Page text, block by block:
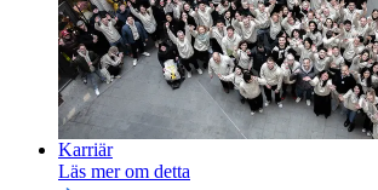
Karriär
Läs mer om detta